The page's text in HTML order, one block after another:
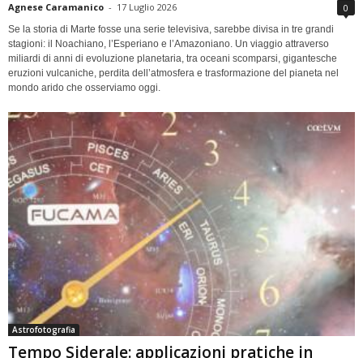
Agnese Caramanico - 17 Luglio 2026 0
Se la storia di Marte fosse una serie televisiva, sarebbe divisa in tre grandi
stagioni: il Noachiano, l’Esperiano e l’Amazoniano. Un viaggio attraverso
miliardi di anni di evoluzione planetaria, tra oceani scomparsi, gigantesche
eruzioni vulcaniche, perdita dell’atmosfera e trasformazione del pianeta nel
mondo arido che osserviamo oggi.
Astrofotografia
Tempo Siderale: applicazioni pratiche in